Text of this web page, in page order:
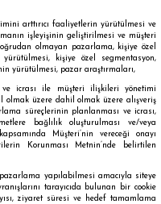
arttırıcı faaliyetlerin yürütülmesi ve
işleyişinin geliştirilmesi ve müşteri
olmayan pazarlama, kişiye özel
kişiye özel segmentasyon,
yürütülmesi, pazar araştırmaları,
ve icrası ile müşteri ilişkileri yönetimi
olmak üzere dahil olmak üzere alışveriş
süreçlerinin planlanması ve icrası,
bağlılık oluşturulması ve/veya
Müşteri’nin vereceği onayı
Korunması Metnin’nde belirtilen
yapılabilmesi amacıyla siteye
tarayıcıda bulunan bir cookie
ziyaret süresi ve hedef tamamlama